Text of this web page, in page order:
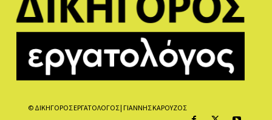
© ΔΙΚΗΓΟΡΟΣ ΕΡΓΑΤΟΛΟΓΟΣ | ΓΙΑΝΝΗΣ ΚΑΡΟΥΖΟΣ